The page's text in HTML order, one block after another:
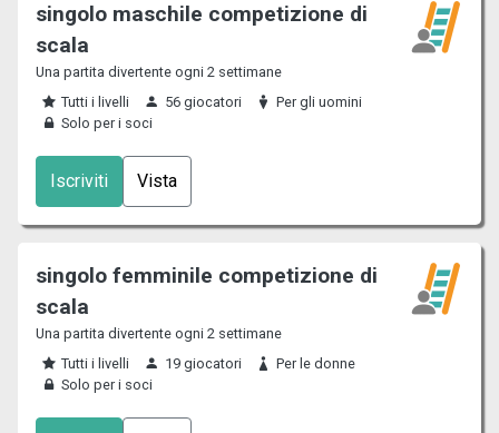
singolo maschile competizione di
scala
Una partita divertente ogni 2 settimane
Tutti i livelli
56 giocatori
Per gli uomini
Solo per i soci
Iscriviti Vista
singolo femminile competizione di
scala
Una partita divertente ogni 2 settimane
Tutti i livelli
19 giocatori
Per le donne
Solo per i soci